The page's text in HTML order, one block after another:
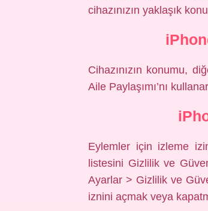
cihazınızın yaklaşık
Cihazınızın konumu,
Aile Paylaşımı’nı
Eylemler için izleme
listesini Gizlilik ve
Ayarlar > Gizlilik ve
iznini açmak veya